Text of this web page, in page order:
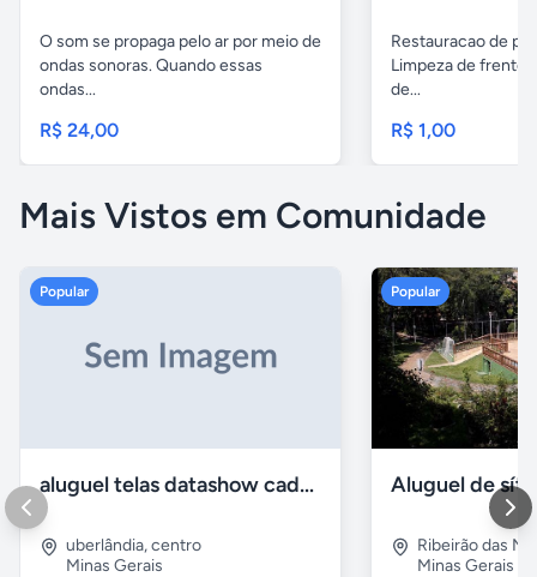
O som se propaga pelo ar por meio de
ondas sonoras. Quando essas
ondas...
R$ 24,00
Restauracao de
Limpeza de frente
de...
R$ 1,00
Mais Vistos em Comunidade
Popular
aluguel telas datashow cadeiras uberlândia
uberlândia,centro
Minas Gerais
Popular
Ribeirão das
Minas Gerais